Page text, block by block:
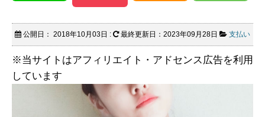
公開日： 2018年10月03日 : 最終更新日：2023年09月28日 支払い
※当サイトはアフィリエイト・アドセンス広告を利用
しています